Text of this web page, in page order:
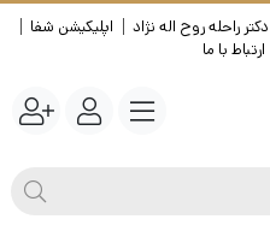
راحله روح اله نژاد
اپلیکیشن شفا
ارتباط با ما